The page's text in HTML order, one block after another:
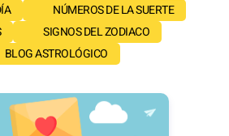
NÚMEROS DE LA SUERTE
SIGNOS DEL ZODIACO
BLOG ASTROLÓGICO